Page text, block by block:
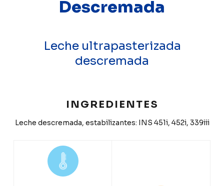
Descremada
Leche ultrapasterizada
descremada
INGREDIENTES
Leche descremada, estabilizantes: INS 451i, 452i, 339iii